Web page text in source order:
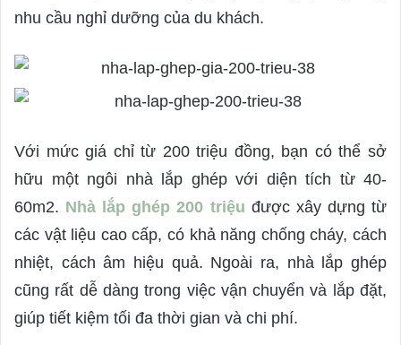
nhu cầu nghỉ dưỡng của du khách.
Với mức giá chỉ từ 200 triệu đồng, bạn có thể sở
hữu một ngôi nhà lắp ghép với diện tích từ 40-
60m2. Nhà lắp ghép 200 triệu được xây dựng từ
các vật liệu cao cấp, có khả năng chống cháy, cách
nhiệt, cách âm hiệu quả. Ngoài ra, nhà lắp ghép
cũng rất dễ dàng trong việc vận chuyển và lắp đặt,
giúp tiết kiệm tối đa thời gian và chi phí.